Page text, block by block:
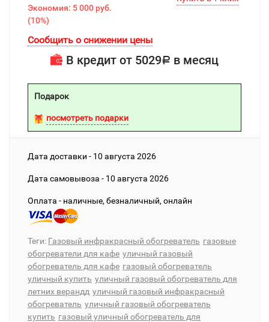
Экономия: 5 000 руб.
(10%)
Сообщить о снижении цены
В кредит от 5029Р в месяц
Подарок
посмотреть подарки
Дата доставки - 10 августа 2026
Дата cамовывоза - 10 августа 2026
Оплата - наличные, безналичный, онлайн
Теги: Газовый инфракрасный обогреватель газовые
обогреватели для кафе уличный газовый
обогреватель для кафе газовый обогреватель
уличный купить уличный газовый обогреватель для
летних верандд уличный газовый инфракрасный
обогреватель уличный газовый обогреватель
купить газовый уличный обогреватель для